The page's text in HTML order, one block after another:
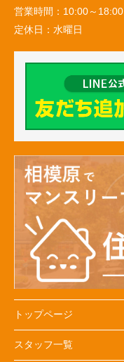
営業時間： 10:00～18:00
定休日： 水曜日
トップページ
スタッフ一覧